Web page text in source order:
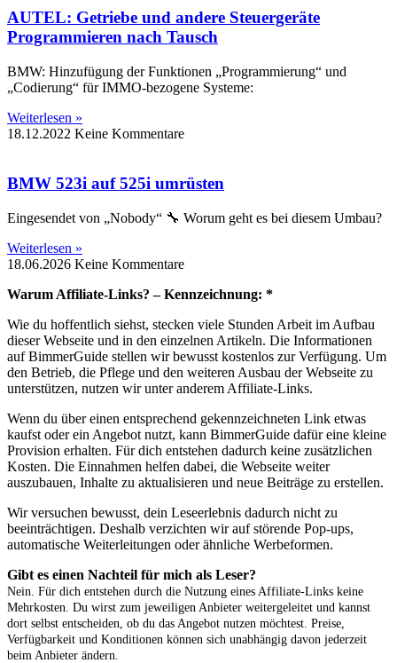
AUTEL: Getriebe und andere Steuergeräte
Programmieren nach Tausch
BMW: Hinzufügung der Funktionen „Programmierung“ und
„Codierung“ für IMMO-bezogene Systeme:
Weiterlesen »
18.12.2022 Keine Kommentare
BMW 523i auf 525i umrüsten
Eingesendet von „Nobody“ 🔧 Worum geht es bei diesem Umbau?
Weiterlesen »
18.06.2026 Keine Kommentare
Warum Affiliate-Links? – Kennzeichnung: *
Wie du hoffentlich siehst, stecken viele Stunden Arbeit im Aufbau
dieser Webseite und in den einzelnen Artikeln. Die Informationen
auf BimmerGuide stellen wir bewusst kostenlos zur Verfügung. Um
den Betrieb, die Pflege und den weiteren Ausbau der Webseite zu
unterstützen, nutzen wir unter anderem Affiliate-Links.
Wenn du über einen entsprechend gekennzeichneten Link etwas
kaufst oder ein Angebot nutzt, kann BimmerGuide dafür eine kleine
Provision erhalten. Für dich entstehen dadurch keine zusätzlichen
Kosten. Die Einnahmen helfen dabei, die Webseite weiter
auszubauen, Inhalte zu aktualisieren und neue Beiträge zu erstellen.
Wir versuchen bewusst, dein Leseerlebnis dadurch nicht zu
beeinträchtigen. Deshalb verzichten wir auf störende Pop-ups,
automatische Weiterleitungen oder ähnliche Werbeformen.
Gibt es einen Nachteil für mich als Leser?
Nein. Für dich entstehen durch die Nutzung eines Affiliate-Links keine
Mehrkosten. Du wirst zum jeweiligen Anbieter weitergeleitet und kannst
dort selbst entscheiden, ob du das Angebot nutzen möchtest. Preise,
Verfügbarkeit und Konditionen können sich unabhängig davon jederzeit
beim Anbieter ändern.